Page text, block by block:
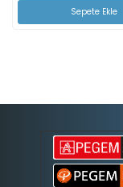
Sepete Ekle